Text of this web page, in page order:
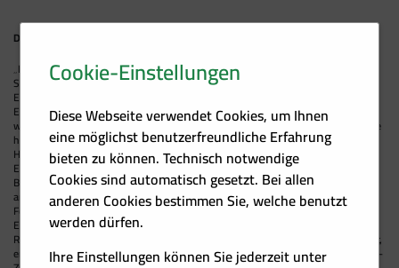
Deutschland stark auf Stromwende fokussiert
„Deutschland wird sein Treibhausgasziel für 2020 verfehlen“, erklärt Thomas
Siegmund, stv. Geschäftsführer des deutschen Bundesverbandes Bioenergie. „Die
Energiewende in Deutschland ist eine reine Stromwende, dabei fällt die Hälfte des
Energieverbrauchs auf den Wärmemarkt. Hier herrscht Stillstand, wobei es einfach
wäre, mehr biogene Wärme in den Markt zu bringen. Vor allem Industrie und Gewerbe
haben einen enormen Bedarf an Raumwärme und Prozessenergie. Insbesondere im
Hochtemperatursegment stehen neben biogenen Energieträgern keine anderen
Erneuerbaren zu wirtschaftlichen Konditionen zur Verfügung.“ Die deutsche
Bundesregierung strebt einen Anteil von 65 Prozent erneuerbarer Energien bis 2030
an. Deutschland möchte bis 2022 aus der Atomkraft aussteigen und lehnt EU-
Förderungen für neue Atomkraftwerke ab. Ein weiteres Ziel ist die Halbierung des
Energieverbrauchs bis 2050. Zudem will die Regierung einen Plan zur schrittweisen
Reduzierung der Kohleverstromung, die über 40 Prozent des Strommarktes ausmacht,
erarbeiten. „Der Klimaschutz drängt, wir brauchen heute Lösungen um das 2°Celsius-
Cookie-Einstellungen
Diese Webseite verwendet Cookies, um Ihnen
eine möglichst benutzerfreundliche Erfahrung
bieten zu können. Technisch notwendige
Cookies sind automatisch gesetzt. Bei allen
anderen Cookies bestimmen Sie, welche benutzt
werden dürfen.
Ihre Einstellungen können Sie jederzeit unter